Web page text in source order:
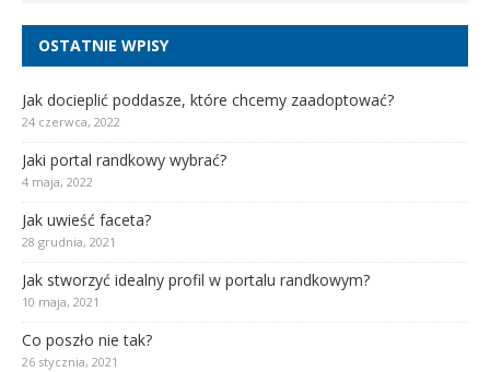
OSTATNIE WPISY
Jak docieplić poddasze, które chcemy zaadoptować?
24 czerwca, 2022
Jaki portal randkowy wybrać?
4 maja, 2022
Jak uwieść faceta?
28 grudnia, 2021
Jak stworzyć idealny profil w portalu randkowym?
10 maja, 2021
Co poszło nie tak?
26 stycznia, 2021